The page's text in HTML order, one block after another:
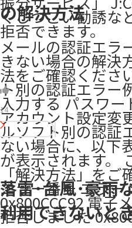
くしつこい勧誘な
拒否できます。 ​
の解決方法
メールの認証エラ
きない場合の解決
法をご確認くださ
ト別の認証エラー
入力する パスワ
アカウント設定変
ルソフト別の認証
ない場合に、以下
が表示されます。
「解決方法」をご
エラー番号 エラ
0x800CCC92 電子
拒否しました
14
落雷･台風･豪雨
利用できないと